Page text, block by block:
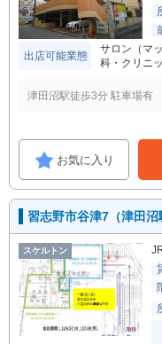
出店可能業態
サロン（マ
科・クリニ
津田沼駅徒歩3分 駐車場有
お気に入り
習志野市谷津7（津田
スケルトン